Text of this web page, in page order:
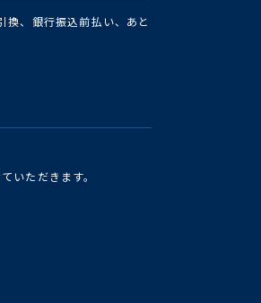
、銀行振込前払い、あと
いただきます。